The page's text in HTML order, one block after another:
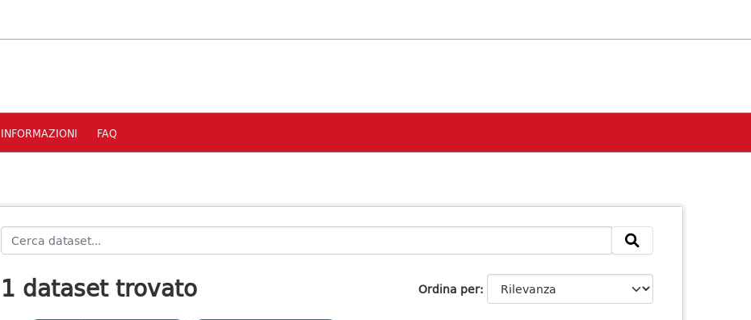
INFORMAZIONI FAQ
Ordina per
1 dataset trovato